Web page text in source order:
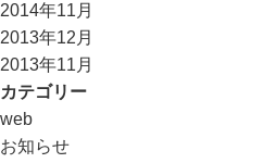
2014年11月
2013年12月
2013年11月
カテゴリー
web
お知らせ